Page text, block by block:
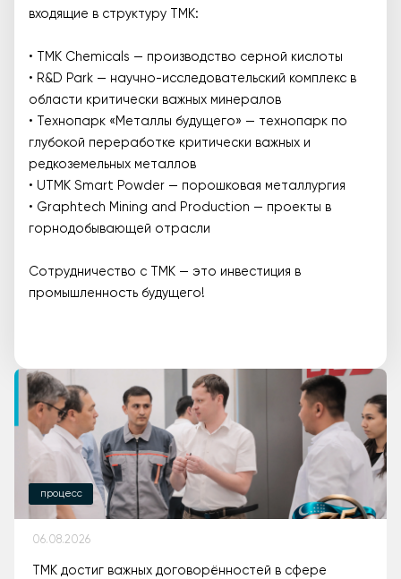
входящие в структуру ТМК:
• TMK Chemicals — производство серной кислоты
• R&D Park — научно-исследовательский комплекс в
области критически важных минералов
• Технопарк «Металлы будущего» — технопарк по
глубокой переработке критически важных и
редкоземельных металлов
• UTMK Smart Powder — порошковая металлургия
• Graphtech Mining and Production — проекты в
горнодобывающей отрасли
Сотрудничество с ТМК — это инвестиция в
промышленность будущего!
процесс
06.08.2026
ТМК достиг важных договорённостей в сфере